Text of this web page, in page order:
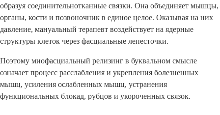
образуя соединительнотканные связки. Она объединяет мышцы,
органы, кости и позвоночник в единое целое. Оказывая на них
давление, мануальный терапевт воздействует на ядерные
структуры клеток через фасциальные лепесточки.
Поэтому миофасциальный релизинг в буквальном смысле
означает процесс расслабления и укрепления болезненных
мышц, усиления ослабленных мышц, устранения
функциональных блокад, рубцов и укороченных связок.